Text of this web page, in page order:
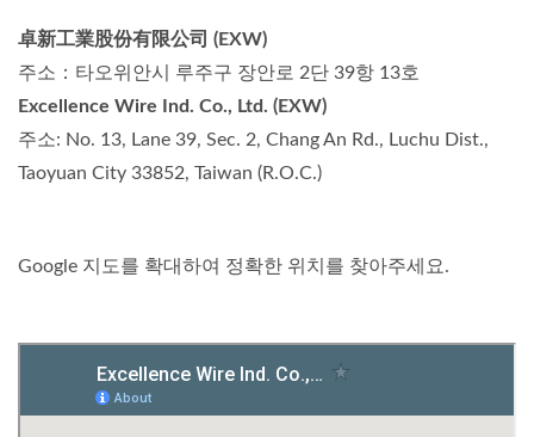
卓新工業股份有限公司 (EXW)
주소：타오위안시 루주구 장안로 2단 39항 13호
Excellence Wire Ind. Co., Ltd. (EXW)
주소: No. 13, Lane 39, Sec. 2, Chang An Rd., Luchu Dist.,
Taoyuan City 33852, Taiwan (R.O.C.)
Google 지도를 확대하여 정확한 위치를 찾아주세요.